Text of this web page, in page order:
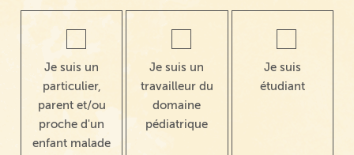
Je suis un
particulier,
parent et/ou
proche d'un
enfant malade
Je suis un
travailleur du
domaine
pédiatrique
Je suis
étudiant